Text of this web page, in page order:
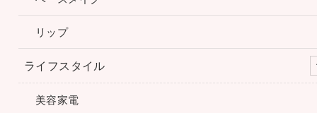
リップ
ライフスタイル
美容家電